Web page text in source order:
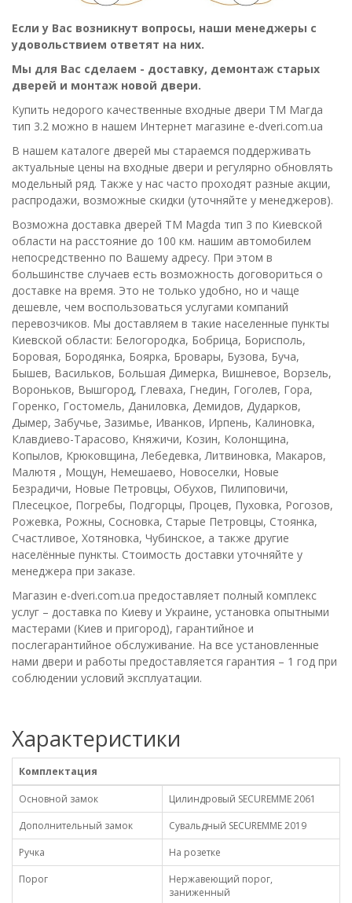
Если у Вас возникнут вопросы, наши менеджеры с
удовольствием ответят на них.
Мы для Вас сделаем - доставку, демонтаж старых
дверей и монтаж новой двери.
Купить недорого качественные входные двери ТМ Магда
тип 3.2 можно в нашем Интернет магазине e-dveri.com.ua
В нашем каталоге дверей мы стараемся поддерживать
актуальные цены на входные двери и регулярно обновлять
модельный ряд. Также у нас часто проходят разные акции,
распродажи, возможные скидки (уточняйте у менеджеров).
Возможна доставка дверей ТМ Magda тип 3 по Киевской
области на расстояние до 100 км. нашим автомобилем
непосредственно по Вашему адресу. При этом в
большинстве случаев есть возможность договориться о
доставке на время. Это не только удобно, но и чаще
дешевле, чем воспользоваться услугами компаний
перевозчиков. Мы доставляем в такие населенные пункты
Киевской области: Белогородка, Бобрица, Борисполь,
Боровая, Бородянка, Боярка, Бровары, Бузова, Буча,
Бышев, Васильков, Большая Димерка, Вишневое, Ворзель,
Вороньков, Вышгород, Глеваха, Гнедин, Гоголев, Гора,
Горенко, Гостомель, Даниловка, Демидов, Дударков,
Дымер, Забучье, Зазимье, Иванков, Ирпень, Калиновка,
Клавдиево-Тарасово, Княжичи, Козин, Колонщина,
Копылов, Крюковщина, Лебедевка, Литвиновка, Макаров,
Малютя , Мощун, Немешаево, Новоселки, Новые
Безрадичи, Новые Петровцы, Обухов, Пилиповичи,
Плесецкое, Погребы, Подгорцы, Процев, Пуховка, Рогозов,
Рожевка, Рожны, Сосновка, Старые Петровцы, Стоянка,
Счастливое, Хотяновка, Чубинское, а также другие
населённые пункты. Стоимость доставки уточняйте у
менеджера при заказе.
Магазин e-dveri.com.ua предоставляет полный комплекс
услуг – доставка по Киеву и Украине, установка опытными
мастерами (Киев и пригород), гарантийное и
послегарантийное обслуживание. На все установленные
нами двери и работы предоставляется гарантия – 1 год при
соблюдении условий эксплуатации.
Характеристики
Комплектация
Основной замок
Цилиндровый SECUREMME 2061
Дополнительный замок
Сувальдный SECUREMME 2019
Ручка
На розетке
Порог
Нержавеющий порог,
заниженный